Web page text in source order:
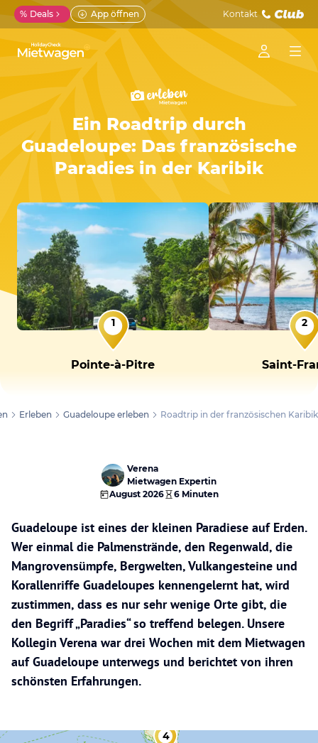
% Deals App öffnen Kontakt
Ein Roadtrip durch
Guadeloupe: Das französische
Paradies in der Karibik
1
Pointe-à-Pitre
2
Saint-
Erleben Guadeloupe erleben Roadtrip in der französischen Karibik
Verena
Mietwagen Expertin
August 2026
6 Minuten
Guadeloupe ist eines der kleinen Paradiese auf Erden.
Wer einmal die Palmenstrände, den Regenwald, die
Mangrovensümpfe, Bergwelten, Vulkangesteine und
Korallenriffe Guadeloupes kennengelernt hat, wird
zustimmen, dass es nur sehr wenige Orte gibt, die
den Begriff „Paradies“ so treffend belegen. Unsere
Kollegin Verena war drei Wochen mit dem Mietwagen
auf Guadeloupe unterwegs und berichtet von ihren
schönsten Erfahrungen.
4